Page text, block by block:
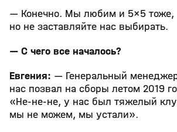
— Конечно. Мы любим и 5×5 тоже,
но не заставляйте нас выбирать.
— С чего все началось?
Евгения: — Генеральный
нас позвал на сборы летом 2019
«Не-не-не, у нас был тяжелый
мы не можем, мы устали».